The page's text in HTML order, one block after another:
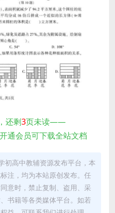
还剩3页未读——
通会员可下载全站文档
初高中教辅资源发布平台，本
注，均为本站原创发布。任
意时，禁止复制、盗用、采
书籍等各类媒体平台。如若